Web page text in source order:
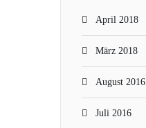
April 2018
März 2018
August 2016
Juli 2016